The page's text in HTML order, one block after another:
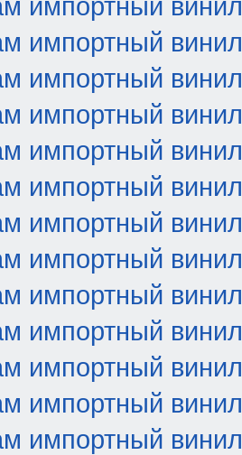
импортный винил
импортный винил
импортный винил
импортный винил
импортный винил
импортный винил
импортный винил
импортный винил
импортный винил
импортный винил
импортный винил
импортный винил
импортный винил